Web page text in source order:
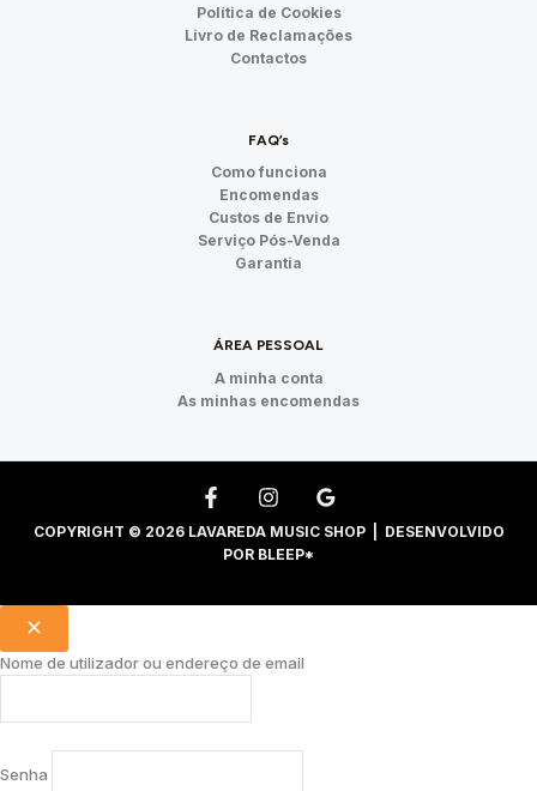
Política de Cookies
Livro de Reclamações
Contactos
FAQ’s
Como funciona
Encomendas
Custos de Envio
Serviço Pós-Venda
Garantia
ÁREA PESSOAL
A minha conta
As minhas encomendas
COPYRIGHT © 2026 LAVAREDA MUSIC SHOP | DESENVOLVIDO
POR BLEEP*
Nome de utilizador ou endereço de email
Senha